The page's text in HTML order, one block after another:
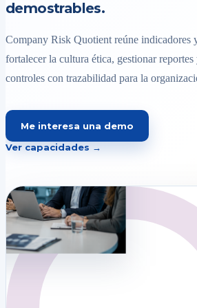
demostrables.
Company Risk Quotient reúne indicadores
fortalecer la cultura ética, gestionar
controles con trazabilidad para la
Me interesa una demo
Ver capacidades →